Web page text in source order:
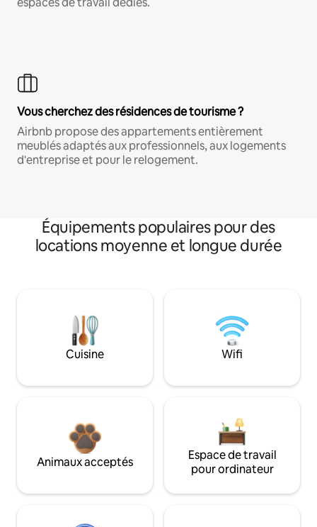
Vous cherchez des résidences de tourisme ?
Airbnb propose des appartements entièrement
meublés adaptés aux professionnels, aux logements
d'entreprise et pour le relogement.
Équipements populaires pour des
locations moyenne et longue durée
Cuisine Wifi
Animaux acceptés
Espace de travail
pour ordinateur